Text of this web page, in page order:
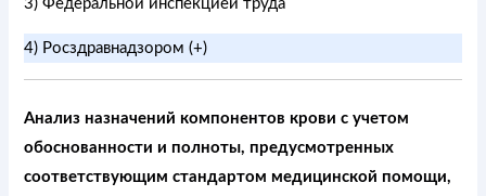
3) Федеральной инспекцией труда
4) Росздравнадзором (+)
Анализ назначений компонентов крови с учетом
обоснованности и полноты, предусмотренных
соответствующим стандартом медицинской помощи,